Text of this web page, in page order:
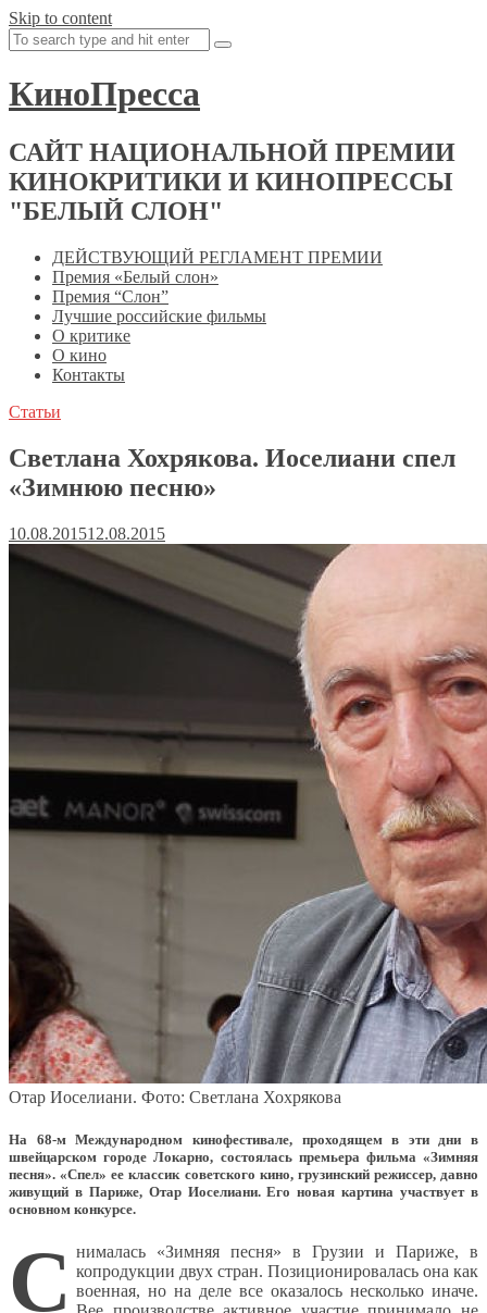
Skip to content
КиноПресса
САЙТ НАЦИОНАЛЬНОЙ ПРЕМИИ
КИНОКРИТИКИ И КИНОПРЕССЫ
"БЕЛЫЙ СЛОН"
ДЕЙСТВУЮЩИЙ РЕГЛАМЕНТ ПРЕМИИ
Премия «Белый слон»
Премия “Слон”
Лучшие российские фильмы
О критике
О кино
Контакты
Статьи
Светлана Хохрякова. Иоселиани спел
«Зимнюю песню»
10.08.201512.08.2015
Отар Иоселиани. Фото: Светлана Хохрякова
На 68-м Международном кинофестивале, проходящем в эти дни в
швейцарском городе Локарно, состоялась премьера фильма «Зимняя
песня». «Спел» ее классик советского кино, грузинский режиссер, давно
живущий в Париже, Отар Иоселиани. Его новая картина участвует в
основном конкурсе.
С нималась «Зимняя песня» в Грузии и Париже, в
копродукции двух стран. Позиционировалась она как
военная, но на деле все оказалось несколько иначе.